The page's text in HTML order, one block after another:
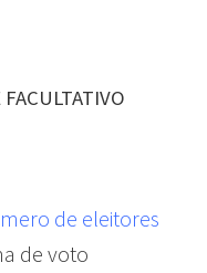
de eleitores
de voto